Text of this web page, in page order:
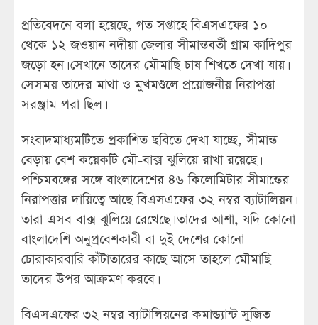
প্রতিবেদনে বলা হয়েছে, গত সপ্তাহে বিএসএফের ১০
থেকে ১২ জওয়ান নদীয়া জেলার সীমান্তবর্তী গ্রাম কাদিপুর
জড়ো হন। সেখানে তাদের মৌমাছি চাষ শিখতে দেখা যায়।
সেসময় তাদের মাথা ও মুখমণ্ডলে প্রয়োজনীয় নিরাপত্তা
সরঞ্জাম পরা ছিল।
সংবাদমাধ্যমটিতে প্রকাশিত ছবিতে দেখা যাচ্ছে, সীমান্ত
বেড়ায় বেশ কয়েকটি মৌ-বাক্স ঝুলিয়ে রাখা রয়েছে।
পশ্চিমবঙ্গের সঙ্গে বাংলাদেশের ৪৬ কিলোমিটার সীমান্তের
নিরাপত্তার দায়িত্বে আছে বিএসএফের ৩২ নম্বর ব্যাটালিয়ন।
তারা এসব বাক্স ঝুলিয়ে রেখেছে। তাদের আশা, যদি কোনো
বাংলাদেশি অনুপ্রবেশকারী বা দুই দেশের কোনো
চোরাকারবারি কাঁটাতারের কাছে আসে তাহলে মৌমাছি
তাদের উপর আক্রমণ করবে।
বিএসএফের ৩২ নম্বর ব্যাটালিয়নের কমান্ড্যান্ট সুজিত